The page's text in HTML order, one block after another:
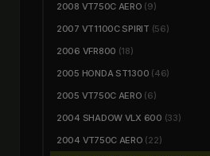
2008 VT750C AERO (9)
2007 VT1100C SPIRIT (56)
2006 VFR800 (18)
2005 HONDA ST1300 (46)
2005 VT750C AERO (6)
2004 SHADOW VLX 600 (33)
2004 VT750C AERO (22)